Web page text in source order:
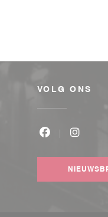
in een nieuw venster))
VOLG ONS